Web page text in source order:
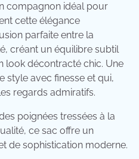
compagnon idéal pour
cette élégance
parfaite entre la
créant un équilibre subtil
look décontracté chic. Une
style avec finesse et qui,
regards admiratifs.
poignées tressées à la
ce sac offre un
de sophistication moderne.